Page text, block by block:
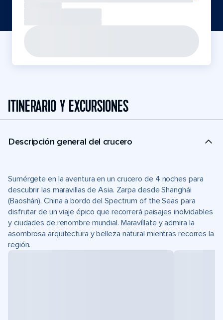
ITINERARIO Y EXCURSIONES
Descripción general del crucero
Sumérgete en la aventura en un crucero de 4 noches para
descubrir las maravillas de Asia. Zarpa desde Shanghái
(Baoshán), China a bordo del Spectrum of the Seas para
disfrutar de un viaje épico que recorrerá paisajes inolvidables
y ciudades de renombre mundial. Maravíllate y admira la
asombrosa arquitectura y belleza natural mientras recorres la
región.